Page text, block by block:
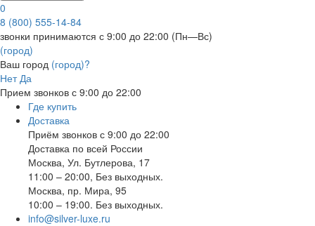
0
8 (800) 555-14-84
звонки принимаются с 9:00 до 22:00 (Пн—Вс)
(город)
Ваш город (город)?
Нет Да
Прием звонков с 9:00 до 22:00
Где купить
Доставка
Приём звонков с 9:00 до 22:00
Доставка по всей России
Москва, Ул. Бутлерова, 17
11:00 – 20:00, Без выходных.
Москва, пр. Мира, 95
10:00 – 19:00. Без выходных.
info@silver-luxe.ru